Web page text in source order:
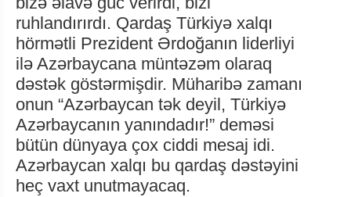
ruhlandırırdı. Qardaş Türkiyə xalqı
hörmətli Prezident Ərdoğanın liderliyi
ilə Azərbaycana müntəzəm olaraq
dəstək göstərmişdir. Müharibə zamanı
onun “Azərbaycan tək deyil, Türkiyə
Azərbaycanın yanındadır!” deməsi
bütün dünyaya çox ciddi mesaj idi.
Azərbaycan xalqı bu qardaş dəstəyini
heç vaxt unutmayacaq.